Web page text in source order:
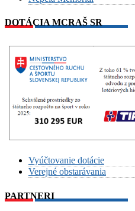
DOTÁCIA MCRAŠ SR
Vyúčtovanie dotácie
Verejné obstarávania
PARTNERI